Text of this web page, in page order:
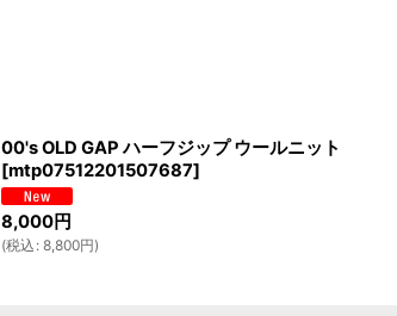
00's OLD GAP ハーフジップ ウールニット
[mtp07512201507687]
8,000円
(税込 : 8,800円)